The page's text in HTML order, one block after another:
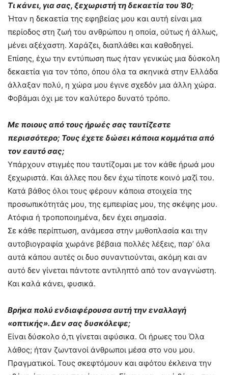
Τι κάνει, για σας, ξεχωριστή τη δεκαετία του ’80;
Ήταν η δεκαετία της εφηβείας μου και αυτή είναι μια
περίοδος στη ζωή του ανθρώπου η οποία, ούτως ή άλλως,
μένει αξέχαστη. Χαράζει, διαπλάθει και καθοδηγεί.
Επίσης, έχω την εντύπωση πως ήταν γενικώς μια δύσκολη
δεκαετία για τον τόπο, όπου όλα τα σκηνικά στην Ελλάδα
άλλαξαν πολύ, η χώρα μου έγινε σχεδόν μια άλλη χώρα.
Φοβάμαι όχι με τον καλύτερο δυνατό τρόπο.
Με ποιους από τους ήρωές σας ταυτίζεστε
περισσότερο; Τους έχετε δώσει κάποια κομμάτια από
τον εαυτό σας;
Υπάρχουν στιγμές που ταυτίζομαι με τον κάθε ήρωά μου
ξεχωριστά. Και άλλες που δεν έχω τίποτε κοινό μαζί του.
Κατά βάθος όλοι τους φέρουν κάποια στοιχεία της
προσωπικότητάς μου, της εμπειρίας μου, της σκέψης μου.
Ατόφια ή τροποποιημένα, δεν έχει σημασία.
Σε κάθε περίπτωση, ανάμεσα στην μυθοπλασία και την
αυτοβιογραφία χωράνε βέβαια πολλές λέξεις, παρ’ όλα
αυτά κάπου αυτές οι δυο συναντιούνται, ακόμη και αν
αυτό δεν γίνεται πάντοτε αντιληπτό από τον αναγνώστη.
Και καλά κάνει, φυσικά.
Βρήκα πολύ ενδιαφέρουσα αυτή την εναλλαγή
«οπτικής». Δεν σας δυσκόλεψε;
Είναι δύσκολο ό,τι γίνεται αφύσικα. Οι ήρωες του Όλα
λάθος; ήταν ζωντανοί άνθρωποι μέσα στο νου μου.
Πραγματικοί. Τους σκεφτόμουν και αφότου έκλεινα την